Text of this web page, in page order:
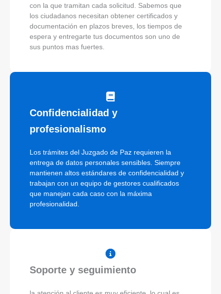
con la que tramitan cada solicitud. Sabemos que
los ciudadanos necesitan obtener certificados y
documentación en plazos breves, los tiempos de
espera y entregarte tus documentos son uno de
sus puntos mas fuertes.
Confidencialidad y
profesionalismo
Los trámites del Juzgado de Paz requieren la
entrega de datos personales sensibles. Siempre
mantienen altos estándares de confidencialidad y
trabajan con un equipo de gestores cualificados
que manejan cada caso con la máxima
profesionalidad.
Soporte y seguimiento